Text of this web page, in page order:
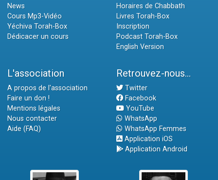
News
Cours Mp3-Vidéo
Yéchiva Torah-Box
Dédicacer un cours
Horaires de Chabbath
Livres Torah-Box
Inscription
Podcast Torah-Box
English Version
L'association
A propos de l'association
Faire un don !
Mentions légales
Nous contacter
Aide (FAQ)
Retrouvez-nous...
Twitter
Facebook
YouTube
WhatsApp
WhatsApp Femmes
Application iOS
Application Android